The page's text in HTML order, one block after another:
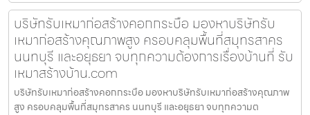
บริษัทรับเหมาก่อสร้างคอกกระบือ มองหาบริษัทรับ
เหมาก่อสร้างคุณภาพสูง ครอบคลุมพื้นที่สมุทรสาคร
นนทบุรี และอยุธยา จบทุกความต้องการเรื่องบ้านที่ รับ
เหมาสร้างบ้าน.com
บริษัทรับเหมาก่อสร้างคอกกระบือ มองหาบริษัทรับเหมาก่อสร้างคุณภาพ
สูง ครอบคลุมพื้นที่สมุทรสาคร นนทบุรี และอยุธยา จบทุกความต